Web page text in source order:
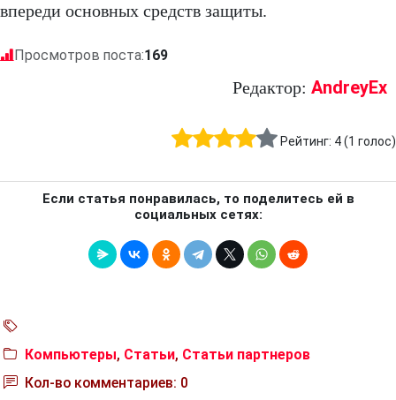
впереди основных средств защиты.
Просмотров поста:169
Редактор: AndreyEx
Рейтинг: 4(1 голос)
Если статья понравилась, то поделитесь ей в
социальных сетях:
Компьютеры, Статьи, Статьи партнеров
Кол-во комментариев: 0